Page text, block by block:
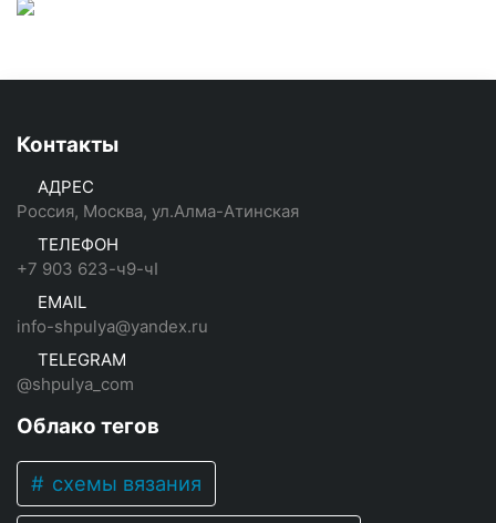
Контакты
АДРЕС
Россия, Москва, ул.Алма-Атинская
ТЕЛЕФОН
+7 903 623-ч9-чI
EMAIL
info-shpulya@yandex.ru
TELEGRAM
@shpulya_com
Облако тегов
схемы вязания